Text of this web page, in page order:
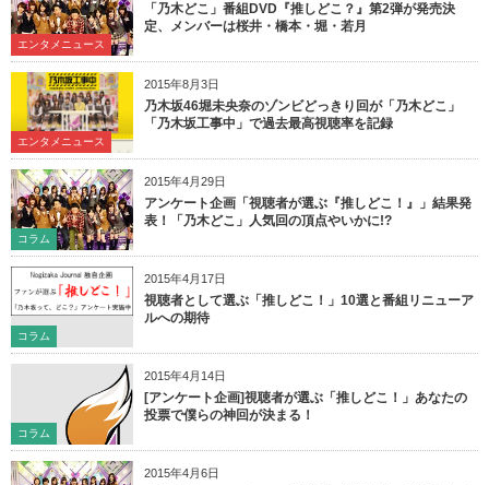
エンタメニュース
「乃木どこ」番組DVD『推しどこ？』第2弾が発売決
定、メンバーは桜井・橋本・堀・若月
2015年8月3日
エンタメニュース
乃木坂46堀未央奈のゾンビどっきり回が「乃木どこ」
「乃木坂工事中」で過去最高視聴率を記録
2015年4月29日
コラム
アンケート企画「視聴者が選ぶ『推しどこ！』」結果発
表！「乃木どこ」人気回の頂点やいかに!?
2015年4月17日
コラム
視聴者として選ぶ「推しどこ！」10選と番組リニューア
ルへの期待
2015年4月14日
コラム
[アンケート企画]視聴者が選ぶ「推しどこ！」あなたの
投票で僕らの神回が決まる！
2015年4月6日